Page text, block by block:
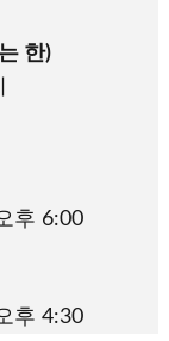
한)
후 6:00
후 4:30